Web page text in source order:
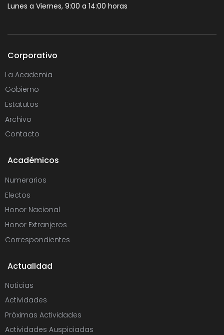
Lunes a Viernes, 9:00 a 14:00 horas
Corporativo
La Academia
Gobierno
Estatutos
Archivo
Contacto
Académicos
Numerarios
Electos
Honor Nacional
Honor Extranjeros
Correspondientes
Actualidad
Noticias
Actividades
Próximas Actividades
Actividades Auspiciadas